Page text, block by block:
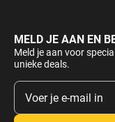
MELD JE AAN EN
Meld je aan voor
unieke deals.